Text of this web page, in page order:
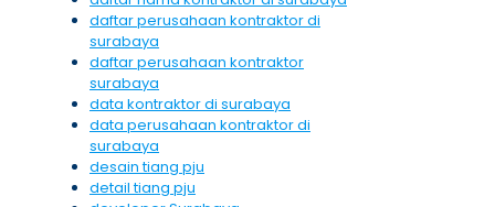
daftar perusahaan kontraktor di
surabaya
daftar perusahaan kontraktor
surabaya
data kontraktor di surabaya
data perusahaan kontraktor di
surabaya
desain tiang pju
detail tiang pju